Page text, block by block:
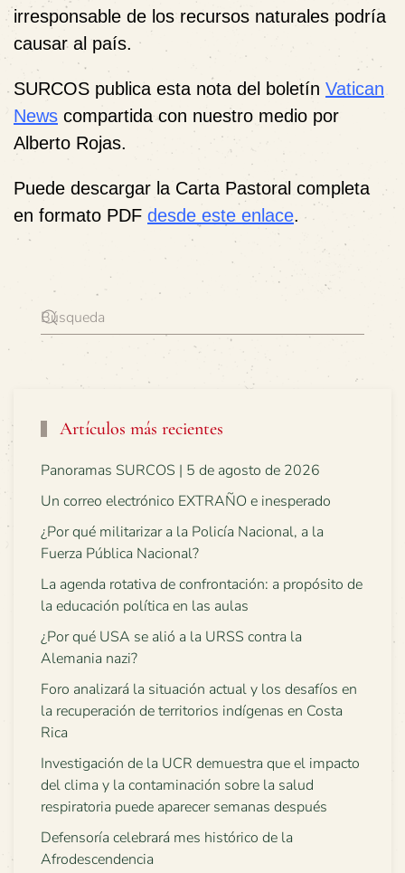
irresponsable de los recursos naturales podría
causar al país.
SURCOS publica esta nota del boletín Vatican
News compartida con nuestro medio por
Alberto Rojas.
Puede descargar la Carta Pastoral completa
en formato PDF desde este enlace.
Artículos más recientes
Panoramas SURCOS | 5 de agosto de 2026
Un correo electrónico EXTRAÑO e inesperado
¿Por qué militarizar a la Policía Nacional, a la
Fuerza Pública Nacional?
La agenda rotativa de confrontación: a propósito de
la educación política en las aulas
¿Por qué USA se alió a la URSS contra la
Alemania nazi?
Foro analizará la situación actual y los desafíos en
la recuperación de territorios indígenas en Costa
Rica
Investigación de la UCR demuestra que el impacto
del clima y la contaminación sobre la salud
respiratoria puede aparecer semanas después
Defensoría celebrará mes histórico de la
Afrodescendencia